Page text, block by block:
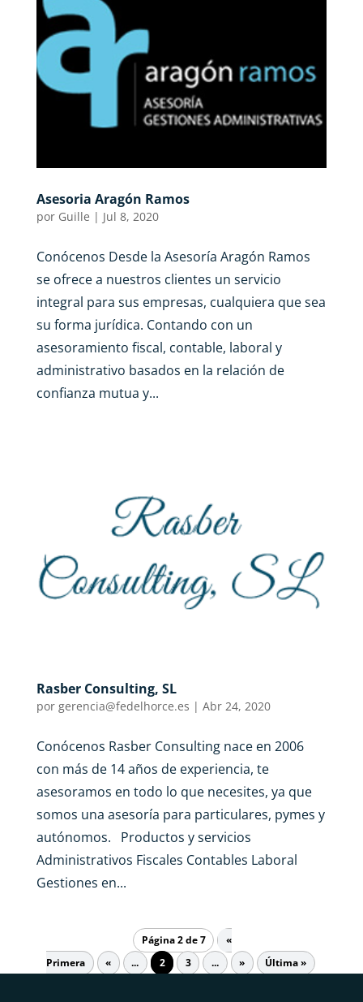
Asesoria Aragón Ramos
por Guille | Jul 8, 2020
Conócenos Desde la Asesoría Aragón Ramos
se ofrece a nuestros clientes un servicio
integral para sus empresas, cualquiera que sea
su forma jurídica. Contando con un
asesoramiento fiscal, contable, laboral y
administrativo basados en la relación de
confianza mutua y...
Rasber Consulting, SL
por gerencia@fedelhorce.es | Abr 24, 2020
Conócenos Rasber Consulting nace en 2006
con más de 14 años de experiencia, te
asesoramos en todo lo que necesites, ya que
somos una asesoría para particulares, pymes y
autónomos. Productos y servicios
Administrativos Fiscales Contables Laboral
Gestiones en...
Página 2 de 7
«
Primera
« ... 2 3 ... » Última »